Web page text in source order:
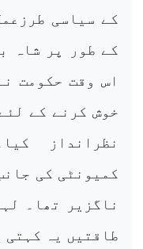
کے سیاسی
کے طور پر شاہ
اس وقت حکومت
خوش کرنے کے
نظرانداز
کمیونٹی کی
ناگزیر تھا۔
طاقتیں یہ کہتی